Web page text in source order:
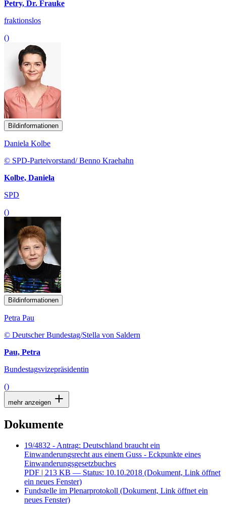
Petry, Dr. Frauke
fraktionslos
()
Bildinformationen
Daniela Kolbe
© SPD-Parteivorstand/ Benno Kraehahn
Kolbe, Daniela
SPD
()
Bildinformationen
Petra Pau
© Deutscher Bundestag/Stella von Saldern
Pau, Petra
Bundestagsvizepräsidentin
()
mehr anzeigen
Dokumente
19/4832 - Antrag: Deutschland braucht ein
Einwanderungsrecht aus einem Guss - Eckpunkte eines
Einwanderungsgesetzbuches
PDF | 213 KB — Status: 10.10.2018 (Dokument, Link öffnet
ein neues Fenster)
Fundstelle im Plenarprotokoll (Dokument, Link öffnet ein
neues Fenster)